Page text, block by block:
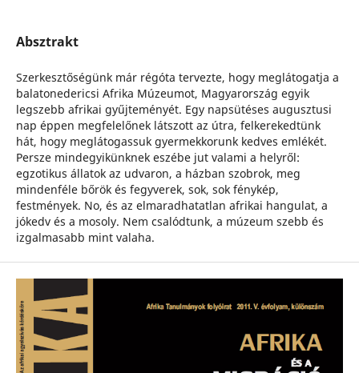
Absztrakt
Szerkesztőségünk már régóta tervezte, hogy meglátogatja a
balatonedericsi Afrika Múzeumot, Magyarország egyik
legszebb afrikai gyűjteményét. Egy napsütéses augusztusi
nap éppen megfelelőnek látszott az útra, felkerekedtünk
hát, hogy meglátogassuk gyermekkorunk kedves emlékét.
Persze mindegyikünknek eszébe jut valami a helyről:
egzotikus állatok az udvaron, a házban szobrok, meg
mindenféle bőrök és fegyverek, sok, sok fénykép,
festmények. No, és az elmaradhatatlan afrikai hangulat, a
jókedv és a mosoly. Nem csalódtunk, a múzeum szebb és
izgalmasabb mint valaha.